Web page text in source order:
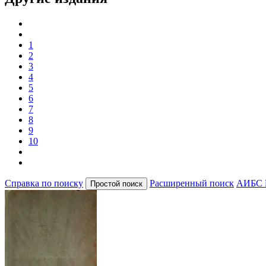
1
2
3
4
5
6
7
8
9
10
Справка по поиску Расширенный поиск АИБС